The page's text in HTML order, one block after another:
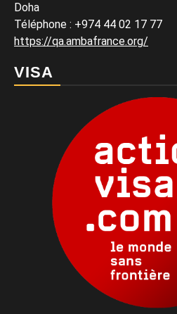
Doha
Téléphone : +974 44 02 17 77
https://qa.ambafrance.org/
VISA